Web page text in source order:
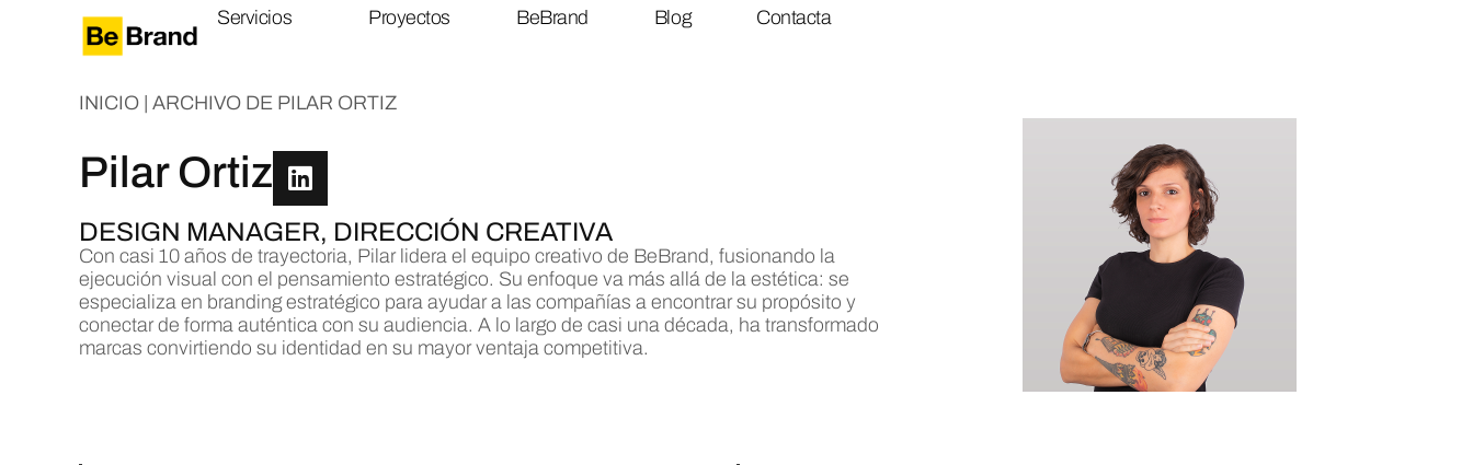
Servicios Proyectos BeBrand Blog Contacta
INICIO ARCHIVO DE PILAR ORTIZ
Pilar Ortiz
DESIGN MANAGER, DIRECCIÓN CREATIVA
Con casi 10 años de trayectoria, Pilar lidera el equipo creativo de BeBrand, fusionando la
ejecución visual con el pensamiento estratégico. Su enfoque va más allá de la estética: se
especializa en branding estratégico para ayudar a las compañías a encontrar su propósito y
conectar de forma auténtica con su audiencia. A lo largo de casi una década, ha transformado
marcas convirtiendo su identidad en su mayor ventaja competitiva.